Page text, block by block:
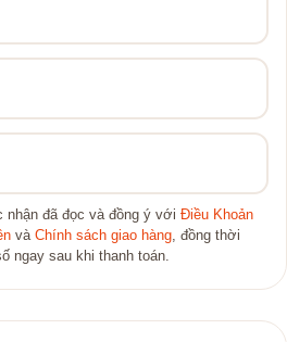
nhận đã đọc và đồng ý với Điều Khoản
và Chính sách giao hàng, đồng thời
ngay sau khi thanh toán.